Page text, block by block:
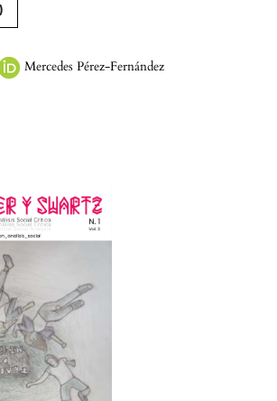
Mercedes Pérez-Fernández